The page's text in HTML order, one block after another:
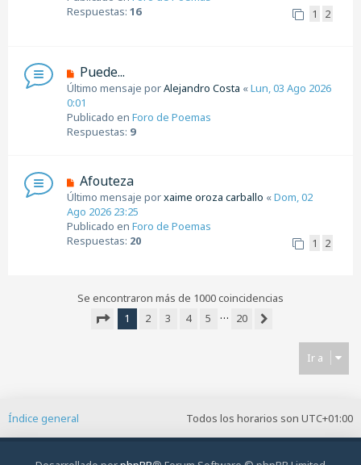
m
e
e
Respuestas: 16 1 2
N
u
e
v
o
s
a
j
e
Puede...
Último mensaje porAlejandro Costa «Lun, 03 Ago 2026
0:01
Publicado en Foro de Poemas
Respuestas: 9
N
u
e
v
o
s
Afouteza
Último mensaje porxaime oroza carballo «Dom, 02
Ago 2026 23:25
Publicado en Foro de Poemas
Respuestas: 20 1 2
Se encontraron más de 1000 coincidencias
1 2 3 4 5 …
20
Ir a
Todos los horarios son UTC+01:00
Índice general